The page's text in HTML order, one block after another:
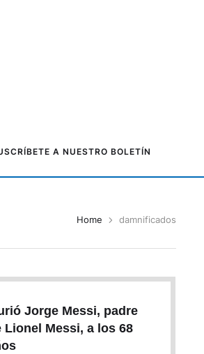
A NUESTRO BOLETÍN
Home damnificados
Jorge Messi, padre
Lionel Messi, a los 68